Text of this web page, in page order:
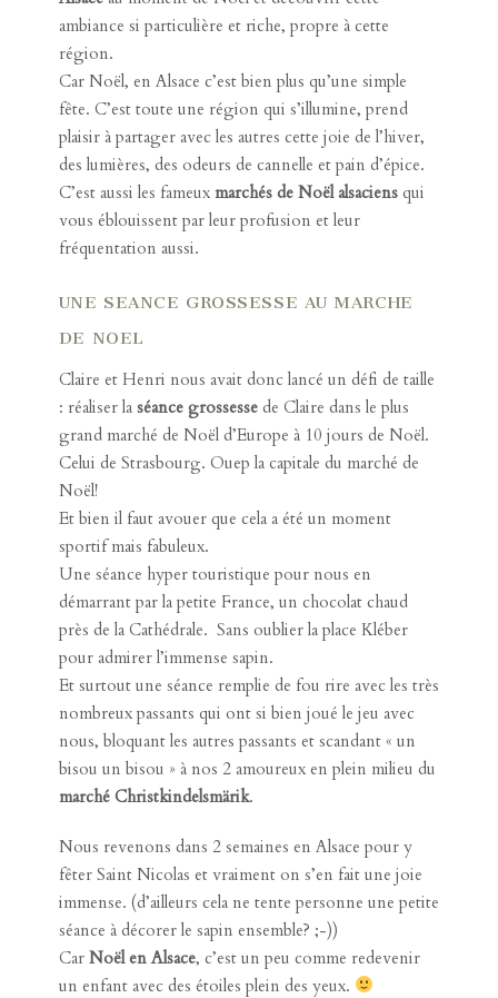
ambiance si particulière et riche, propre à cette
région.
Car Noël, en Alsace c’est bien plus qu’une simple
fête. C’est toute une région qui s’illumine, prend
plaisir à partager avec les autres cette joie de l’hiver,
des lumières, des odeurs de cannelle et pain d’épice.
C’est aussi les fameux marchés de Noël alsaciensqui
vous éblouissent par leur profusion et leur
fréquentation aussi.
UNE SEANCE GROSSESSE AU MARCHE
DE NOEL
Claire et Henri nous avait donc lancé un défi de taille
: réaliser la séance grossessede Claire dans le plus
grand marché de Noël d’Europe à 10 jours de Noël.
Celui de Strasbourg. Ouep la capitale du marché de
Noël!
Et bien il faut avouer que cela a été un moment
sportif mais fabuleux.
Une séance hyper touristique pour nous en
démarrant par la petite France, un chocolat chaud
près de la Cathédrale. Sans oublier la place Kléber
pour admirer l’immense sapin.
Et surtout une séance remplie de fou rire avec les très
nombreux passants qui ont si bien joué le jeu avec
nous, bloquant les autres passants et scandant « un
bisou un bisou » à nos 2 amoureux en plein milieu du
marché Christkindelsmärik.
Nous revenons dans 2 semaines en Alsace pour y
fêter Saint Nicolas et vraiment on s’en fait une joie
immense. (d’ailleurs cela ne tente personne une petite
séance à décorer le sapin ensemble? ;-))
Car Noël en Alsace, c’est un peu comme redevenir
un enfant avec des étoiles plein des yeux.